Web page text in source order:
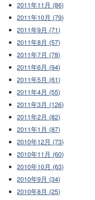
2011年11月 (86)
2011年10月 (79)
2011年9月 (71)
2011年8月 (57)
2011年7月 (78)
2011年6月 (94)
2011年5月 (61)
2011年4月 (55)
2011年3月 (126)
2011年2月 (82)
2011年1月 (87)
2010年12月 (73)
2010年11月 (60)
2010年10月 (63)
2010年9月 (34)
2010年8月 (25)